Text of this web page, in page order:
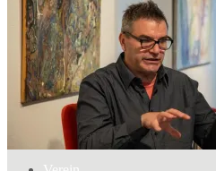
Veranstaltungen
Kategorien